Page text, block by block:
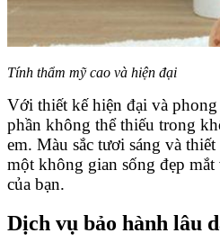
Tính thẩm mỹ cao và hiện đại
Với thiết kế hiện đại và
phần không thể thiếu trong
em. Màu sắc tươi sáng và
một không gian sống đẹp
của bạn.
Dịch vụ bảo hành lâu